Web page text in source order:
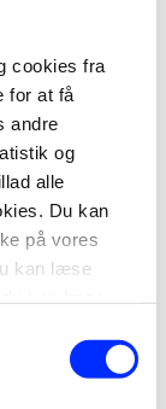
cookies fra
for at få
andre
og
alle
Du kan
på vores
kan læse